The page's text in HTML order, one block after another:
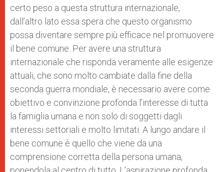
certo peso a questa struttura internazionale,
dall’altro lato essa spera che questo organismo
possa diventare sempre più efficace nel promuovere
il bene comune. Per avere una struttura
internazionale che risponda veramente alle esigenze
attuali, che sono molto cambiate dalla fine della
seconda guerra mondiale, è necessario avere come
obiettivo e convinzione profonda l’interesse di tutta
la famiglia umana e non solo di soggetti dagli
interessi settoriali e molto limitati. A lungo andare il
bene comune è quello che viene da una
comprensione corretta della persona umana,